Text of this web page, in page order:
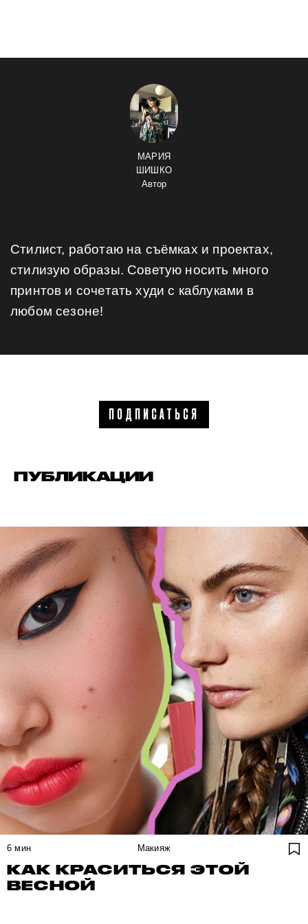
Стилист, работаю на съёмках и проектах,
стилизую образы. Советую носить много
принтов и сочетать худи с каблуками в
любом сезоне!
МАРИЯ
ШИШКО
Автор
ПОДПИСАТЬСЯ
ПУБЛИКАЦИИ
6 мин Макияж
КАК КРАСИТЬСЯ ЭТОЙ
ВЕСНОЙ